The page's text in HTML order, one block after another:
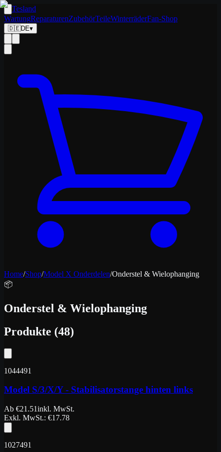
Tesland
WartungReparaturenZubehörTeileWinterräderFan-Shop
🇩🇪DE▾
Home/Shop/Model X Onderdelen/Onderstel & Wielophanging
📦
Onderstel & Wielophanging
Produkte (48)
1044491
Model S/3/X/Y - Stabilisatorstange hinten links
Ab €21.51inkl. MwSt.
Exkl. MwSt.: €17.78
1027491